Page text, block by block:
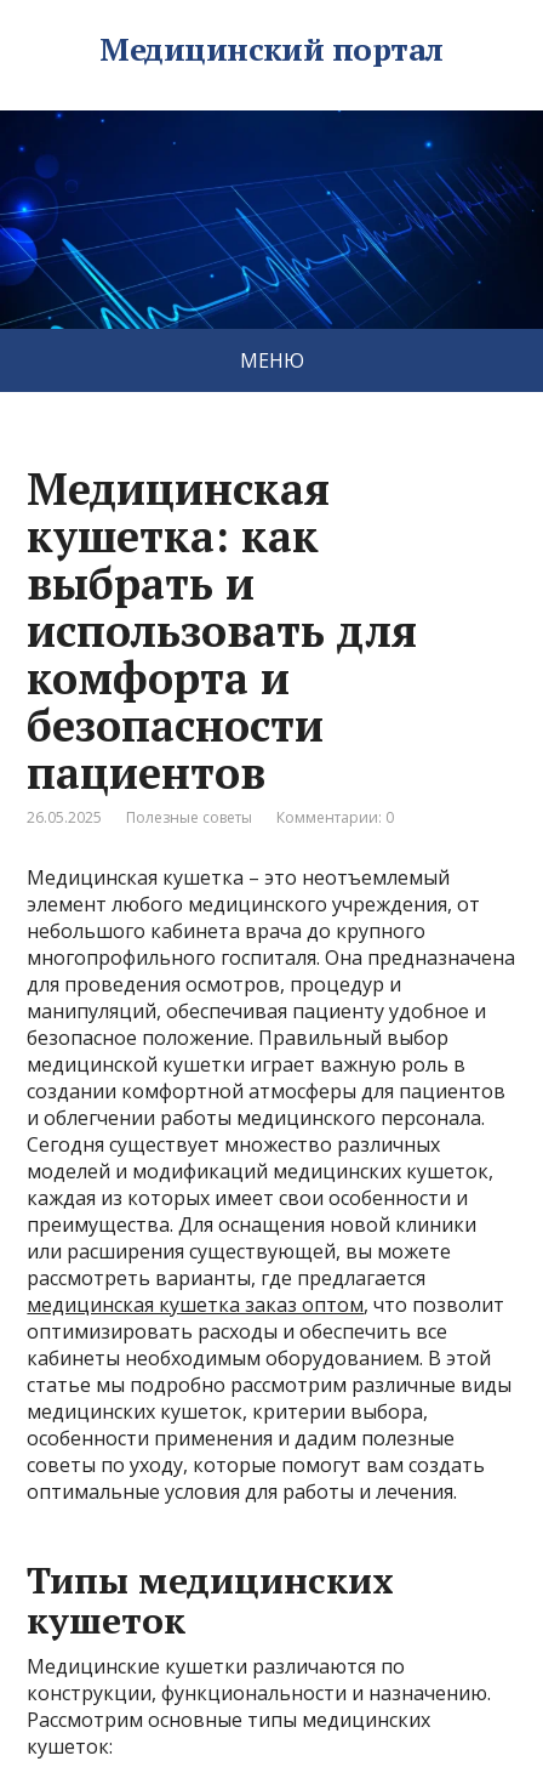
Медицинский портал
МЕНЮ
Медицинская
кушетка: как
выбрать и
использовать для
комфорта и
безопасности
пациентов
26.05.2025 Полезные советы Комментарии: 0
Медицинская кушетка – это неотъемлемый
элемент любого медицинского учреждения, от
небольшого кабинета врача до крупного
многопрофильного госпиталя. Она предназначена
для проведения осмотров, процедур и
манипуляций, обеспечивая пациенту удобное и
безопасное положение. Правильный выбор
медицинской кушетки играет важную роль в
создании комфортной атмосферы для пациентов
и облегчении работы медицинского персонала.
Сегодня существует множество различных
моделей и модификаций медицинских кушеток,
каждая из которых имеет свои особенности и
преимущества. Для оснащения новой клиники
или расширения существующей, вы можете
рассмотреть варианты, где предлагается
медицинская кушетка заказ оптом, что позволит
оптимизировать расходы и обеспечить все
кабинеты необходимым оборудованием. В этой
статье мы подробно рассмотрим различные виды
медицинских кушеток, критерии выбора,
особенности применения и дадим полезные
советы по уходу, которые помогут вам создать
оптимальные условия для работы и лечения.
Типы медицинских
кушеток
Медицинские кушетки различаются по
конструкции, функциональности и назначению.
Рассмотрим основные типы медицинских
кушеток: